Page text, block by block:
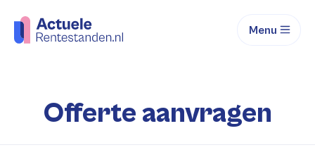
Menu
Offerte aanvragen